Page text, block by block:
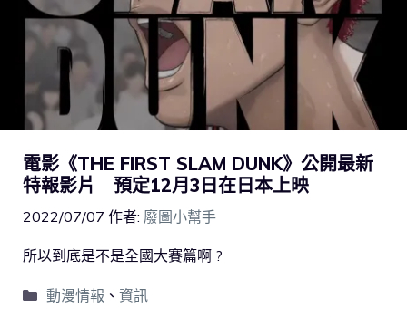
電影《THE FIRST SLAM DUNK》公開最新
特報影片 預定12月3日在日本上映
2022/07/07 作者: 廢圖小幫手
所以到底是不是全國大賽篇啊 ?
動漫情報 、 資訊